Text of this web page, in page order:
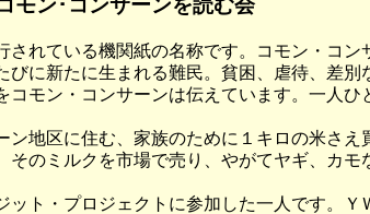
モン･コンサーンを読む会
れている機関紙の名称です。コモン・コン
に新たに生まれる難民。貧困、虐待、差
モン・コンサーンは伝えています。一人
地区に住む、家族のために１キロの米さ
のミルクを市場で売り、やがてヤギ、カ
ト・プロジェクトに参加した一人です。